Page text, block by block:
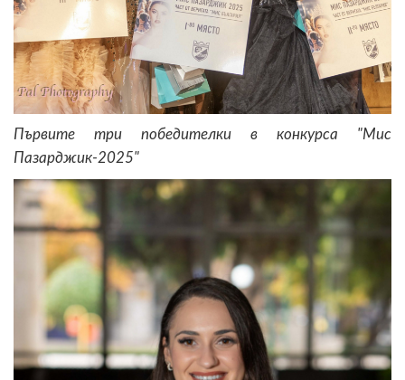
Първите три победителки в конкурса "Мис
Пазарджик-2025"